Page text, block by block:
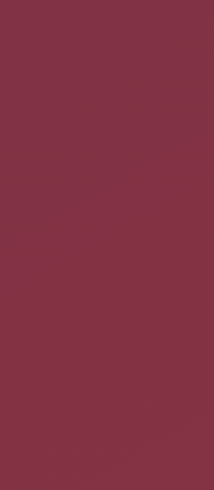
lancez l'utilitaire de
cela s'appliquera à
allez dans l'onglet
matérielle
n'aurez
le jeu car celles-ci